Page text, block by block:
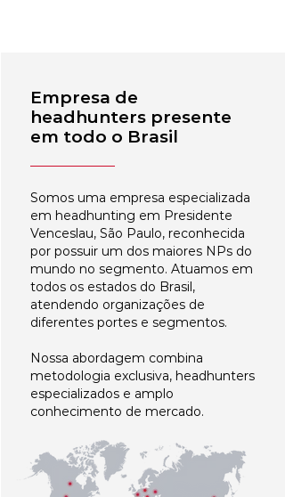
Empresa de
headhunters presente
em todo o Brasil
Somos uma empresa especializada
em headhunting em Presidente
Venceslau, São Paulo, reconhecida
por possuir um dos maiores NPs do
mundo no segmento. Atuamos em
todos os estados do Brasil,
atendendo organizações de
diferentes portes e segmentos.
Nossa abordagem combina
metodologia exclusiva, headhunters
especializados e amplo
conhecimento de mercado.